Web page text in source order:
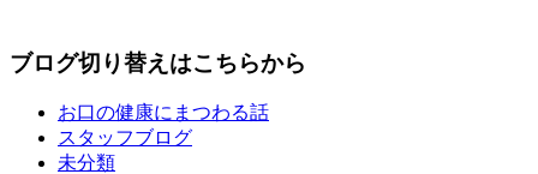
ブログ切り替えはこちらから
お口の健康にまつわる話
スタッフブログ
未分類